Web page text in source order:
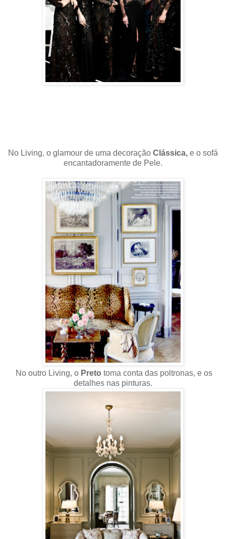
No Living, o glamour de uma decoração Clássica, e o sofá
encantadoramente de Pele.
No outro Living, o Preto toma conta das poltronas, e os
detalhes nas pinturas.